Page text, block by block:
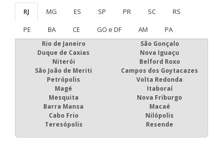
RJ MG ES SP PR SC
RS
PE
BA CE GO e DF AM PA
Rio de Janeiro
São Gonçalo
Duque de Caxias
Nova Iguaçu
Niterói
Belford Roxo
São João de Meriti
Campos dos Goytacazes
Petrópolis
Volta Redonda
Magé
Itaboraí
Mesquita
Nova Friburgo
Barra Mansa
Macaé
Cabo Frio
Nilópolis
Teresópolis
Resende